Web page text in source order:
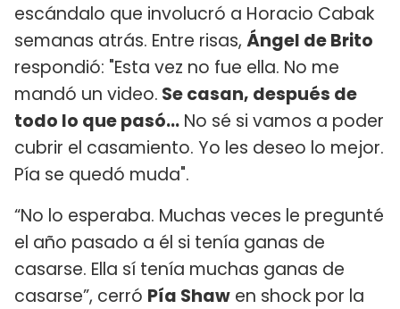
escándalo que involucró a Horacio Cabak
semanas atrás. Entre risas, Ángel de Brito
respondió: "Esta vez no fue ella. No me
mandó un video. Se casan, después de
todo lo que pasó... No sé si vamos a poder
cubrir el casamiento. Yo les deseo lo mejor.
Pía se quedó muda".
“No lo esperaba. Muchas veces le pregunté
el año pasado a él si tenía ganas de
casarse. Ella sí tenía muchas ganas de
casarse”, cerró Pía Shaw en shock por la